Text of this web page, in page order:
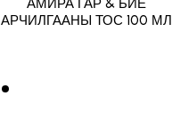
АМИРА ГАР & БИЕ
АРЧИЛГААНЫ ТОС 100 МЛ